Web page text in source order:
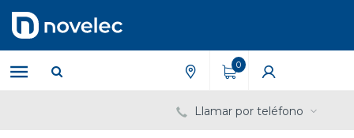
contenido
menú
de
navegación
0
Llamar por teléfono